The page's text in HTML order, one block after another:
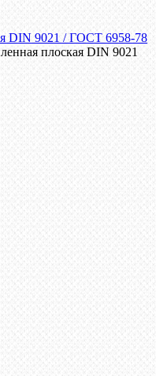
DIN 9021 / ГОСТ 6958-78
плоская DIN 9021